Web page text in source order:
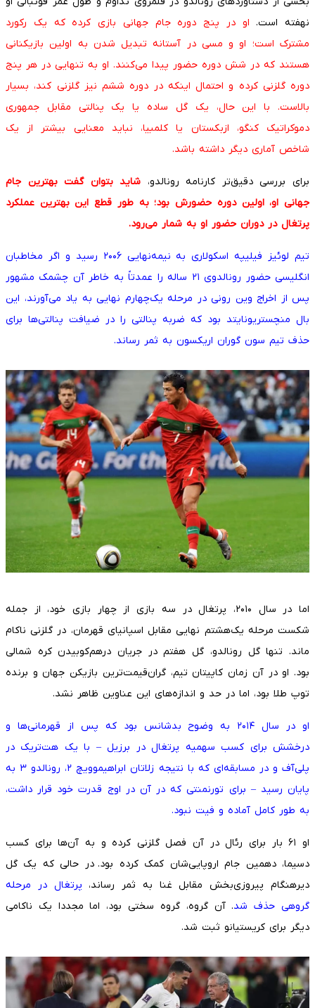
نهفته است.او در پنج دوره جام جهانی بازی کرده که یک رکورد
مشترک است؛ او و مسی در آستانه تبدیل شدن به اولین بازیکنانی
هستند که در شش دوره حضور پیدا می‌کنند. او به تنهایی در هر پنج
دوره گلزنی کرده و احتمال اینکه در دوره ششم نیز گلزنی کند، بسیار
بالاست. با این حال، یک گل ساده یا یک پنالتی مقابل جمهوری
دموکراتیک کنگو، ازبکستان یا کلمبیا، نباید معنایی بیشتر از یک
شاخص آماری دیگر داشته باشد.
برای بررسی دقیق‌تر کارنامه رونالدو، شاید بتوان گفت بهترین جام
جهانی او، اولین دوره حضورش بود؛ به طور قطع این بهترین عملکرد
پرتغال در دوران حضور او به شمار می‌رود.
تیم لوئیز فیلیپه اسکولاری به نیمه‌نهایی ۲۰۰۶ رسید و اگر مخاطبان
انگلیسی حضور رونالدوی ۲۱ ساله را عمدتاً به خاطر آن چشمک مشهور
پس از اخراج وین رونی در مرحله یک‌چهارم نهایی به یاد می‌آورند، این
بال منچستریونایتد بود که ضربه پنالتی را در ضیافت پنالتی‌ها برای
حذف تیم سون گوران اریکسون به ثمر رساند.
اما در سال ۲۰۱۰، پرتغال در سه بازی از چهار بازی خود، از جمله
شکست مرحله یک‌هشتم نهایی مقابل اسپانیای قهرمان، در گلزنی ناکام
ماند. تنها گل رونالدو، گل هفتم در جریان درهم‌کوبیدن کره شمالی
بود. او در آن زمان کاپیتان تیم، گران‌قیمت‌ترین بازیکن جهان و برنده
توپ طلا بود، اما در حد و اندازه‌های این عناوین ظاهر نشد.
او در سال ۲۰۱۴ به وضوح بدشانس بود که پس از قهرمانی‌ها و
درخشش برای کسب سهمیه پرتغال در برزیل – با یک هت‌تریک در
پلی‌آف و در مسابقه‌ای که با نتیجه زلاتان ابراهیموویچ ۲، رونالدو ۳ به
پایان رسید – برای تورنمنتی که در آن در اوج قدرت خود قرار داشت،
به طور کامل آماده و فیت نبود.
او ۶۱ بار برای رئال در آن فصل گلزنی کرده و به آن‌ها برای کسب
دسیما، دهمین جام اروپایی‌شان کمک کرده بود. در حالی که یک گل
دیرهنگام پیروزی‌بخش مقابل غنا به ثمر رساند، پرتغال در مرحله
گروهی حذف شد. آن گروه، گروه سختی بود، اما مجددا یک ناکامی
دیگر برای کریستیانو ثبت شد.